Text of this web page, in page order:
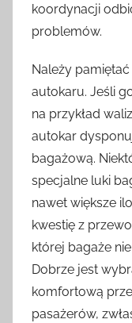
koordynacji
problemów.
Należy
autokaru. Jeśli
na przykład
autokar
bagażową.
specjalne luki
nawet większe
kwestię z
której bagaże
Dobrze jest
komfortową
pasażerów,